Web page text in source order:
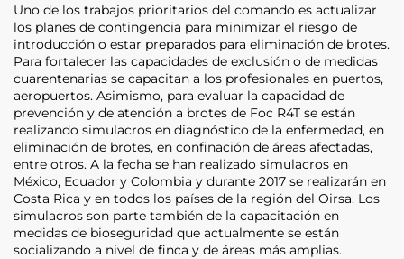
Uno de los trabajos prioritarios del comando es actualizar
los planes de contingencia para minimizar el riesgo de
introducción o estar preparados para eliminación de brotes.
Para fortalecer las capacidades de exclusión o de medidas
cuarentenarias se capacitan a los profesionales en puertos,
aeropuertos. Asimismo, para evaluar la capacidad de
prevención y de atención a brotes de Foc R4T se están
realizando simulacros en diagnóstico de la enfermedad, en
eliminación de brotes, en confinación de áreas afectadas,
entre otros. A la fecha se han realizado simulacros en
México, Ecuador y Colombia y durante 2017 se realizarán en
Costa Rica y en todos los países de la región del Oirsa. Los
simulacros son parte también de la capacitación en
medidas de bioseguridad que actualmente se están
socializando a nivel de finca y de áreas más amplias.